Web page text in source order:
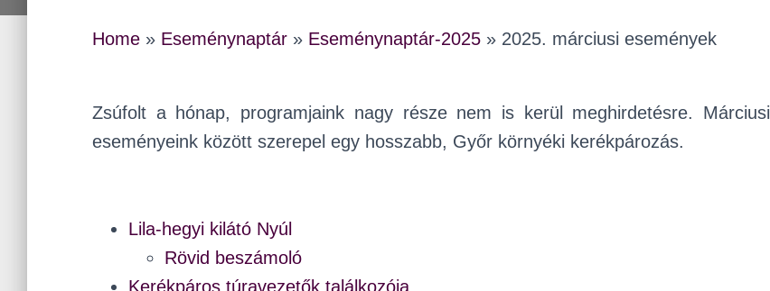
Home » Eseménynaptár » Eseménynaptár-2025 » 2025. márciusi események
Zsúfolt a hónap, programjaink nagy része nem is kerül meghirdetésre. Márciusi
eseményeink között szerepel egy hosszabb, Győr környéki kerékpározás.
Lila-hegyi kilátó Nyúl
Rövid beszámoló
Kerékpáros túravezetők találkozója